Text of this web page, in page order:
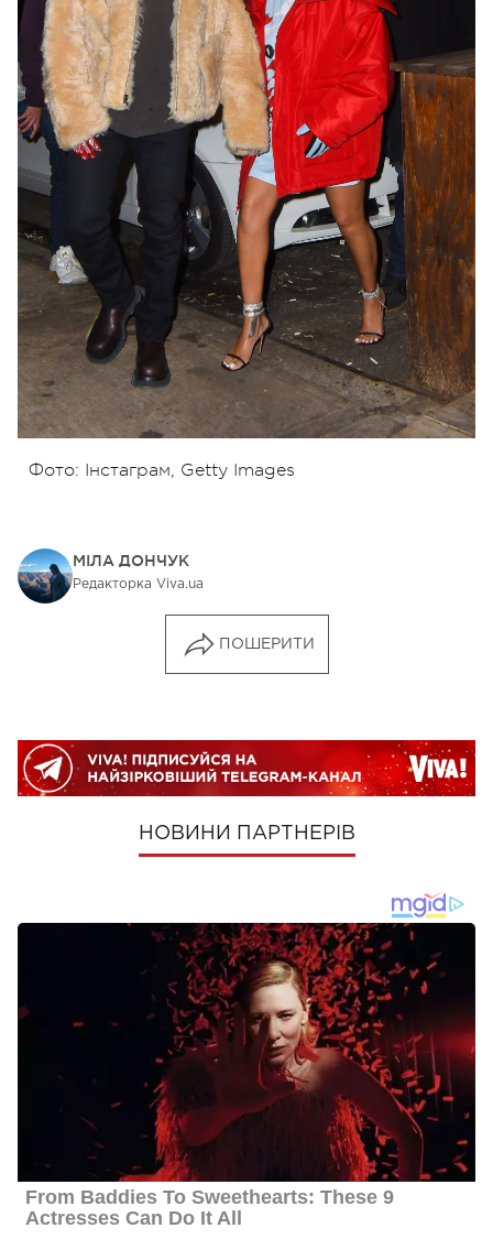
Фото: Інстаграм, Getty Images
МІЛА ДОНЧУК
Редакторка Viva.ua
ПОШЕРИТИ
НОВИНИ ПАРТНЕРІВ